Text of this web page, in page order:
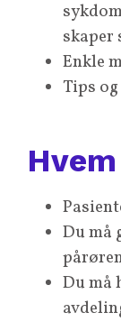
skaper
Enkle
Tips
Du må
Du må